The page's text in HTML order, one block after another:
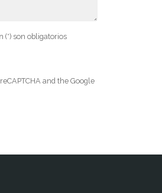
(*) son obligatorios
and the Google